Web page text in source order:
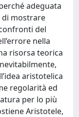
adeguata
di mostrare
del
nella
risorsa teorica
aristotelica
regolarità ed
per lo più
Aristotele,